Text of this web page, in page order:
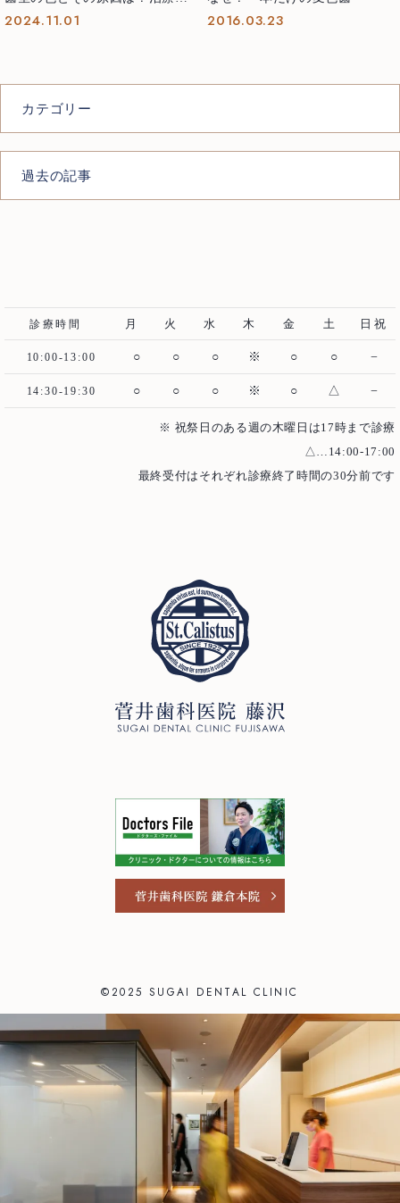
カテゴリー
過去の記事
どう変わるの？
2024.11.01 2016.03.23
診療時間 月 火 水 木 金 土 日祝
10:00-13:00 ○ ○ ○ ※ ○ ○ −
14:30-19:30 ○ ○ ○ ※ ○ △ −
※ 祝祭日のある週の木曜日は17時まで診療
△…14:00-17:00
最終受付はそれぞれ診療終了時間の30分前です
©2025 SUGAI DENTAL CLINIC